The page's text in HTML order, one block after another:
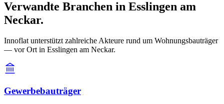
Verwandte Branchen in Esslingen am
Neckar.
Innoflat unterstützt zahlreiche Akteure rund um Wohnungsbauträger
— vor Ort in Esslingen am Neckar.
Gewerbebauträger